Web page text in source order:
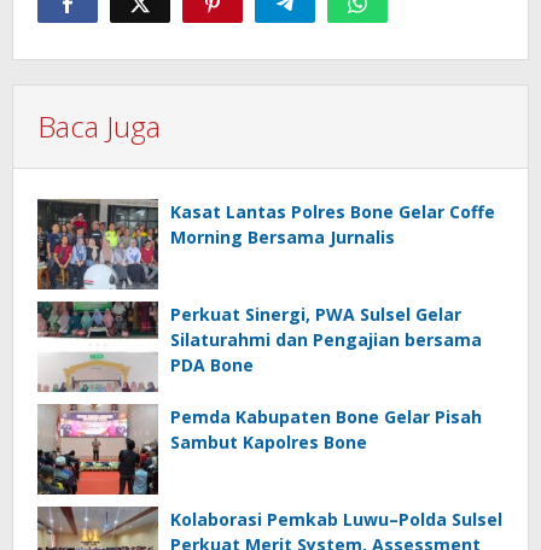
Baca Juga
Kasat Lantas Polres Bone Gelar Coffe
Morning Bersama Jurnalis
Perkuat Sinergi, PWA Sulsel Gelar
Silaturahmi dan Pengajian bersama
PDA Bone
Pemda Kabupaten Bone Gelar Pisah
Sambut Kapolres Bone
Kolaborasi Pemkab Luwu–Polda Sulsel
Perkuat Merit System, Assessment